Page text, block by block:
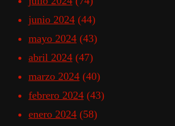
junio 2024 (44)
mayo 2024 (43)
abril 2024 (47)
marzo 2024 (40)
febrero 2024 (43)
enero 2024 (58)